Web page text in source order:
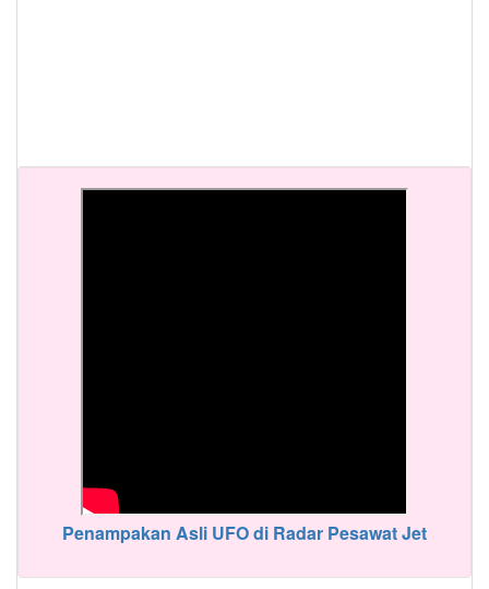
Penampakan Asli UFO di Radar Pesawat Jet